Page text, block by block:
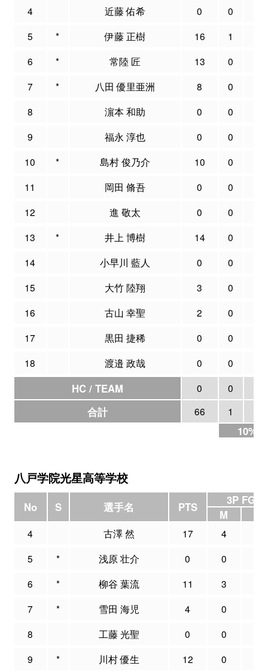
4 近藤 佑希 0 0
5
* 伊藤 正樹 16 1
6
* 常陸 匠 13 0
7
* 八田 優里亜洲 8 0
8
濵本 和助 0 0
9
福永 淳也 0 0
10
* 島村 俊乃介 10 0
11
岡田 脩吾 0 0
12
進 敬太 0 0
13
* 井上 博樹 14 0
14
小早川 藍人 0 0
15
大竹 陸翔 3 0
16
古山 幸聖 2 0
17
黒田 捷稀 0 0
18
渡邉 政哉 0 0
HC / TEAM 0 0
合計 66 1
10%
八戸学院光星高等学校
No S 選手名 PTS
3P FG
M
4 古澤 然 17 4
5
* 浅原 壮介 0 0
6
* 柳谷 葉流 11 3
7
* 雪田 海児 4 0
8
工藤 光聖 0 0
9
* 川村 優生 12 0